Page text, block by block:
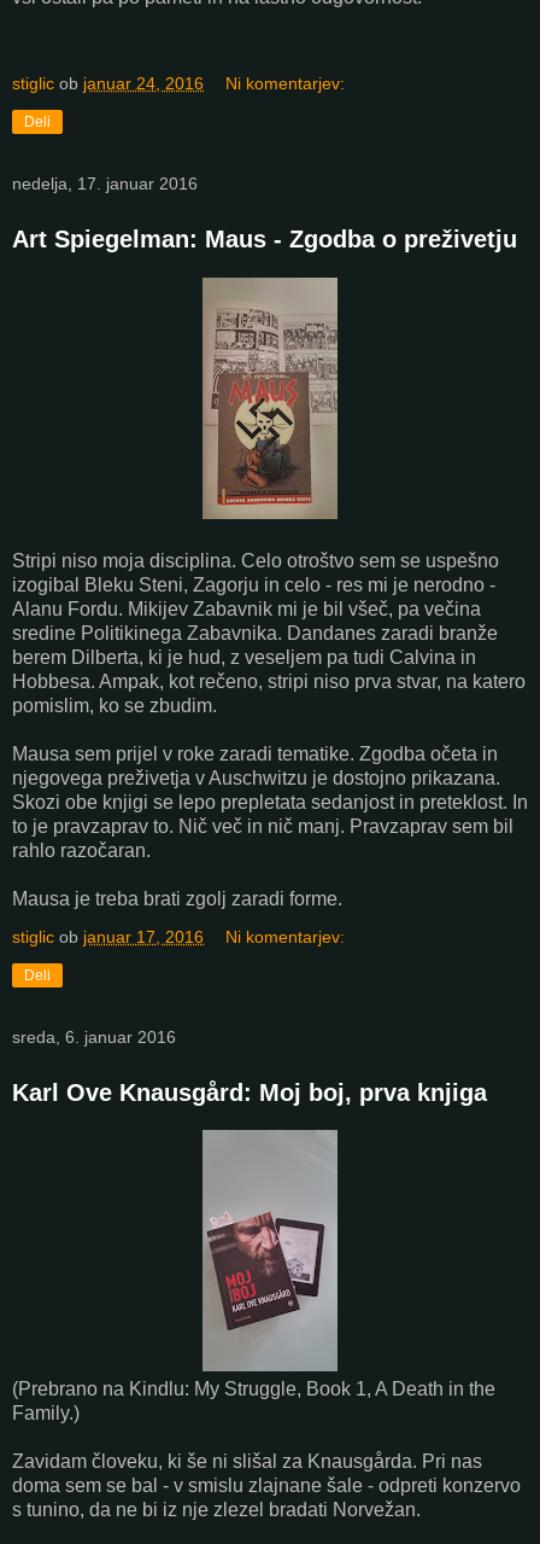
stiglic ob januar 24, 2016 Ni komentarjev:
Deli
nedelja, 17. januar 2016
Art Spiegelman: Maus - Zgodba o preživetju
Stripi niso moja disciplina. Celo otroštvo sem se uspešno
izogibal Bleku Steni, Zagorju in celo - res mi je nerodno -
Alanu Fordu. Mikijev Zabavnik mi je bil všeč, pa večina
sredine Politikinega Zabavnika. Dandanes zaradi branže
berem Dilberta, ki je hud, z veseljem pa tudi Calvina in
Hobbesa. Ampak, kot rečeno, stripi niso prva stvar, na katero
pomislim, ko se zbudim.
Mausa sem prijel v roke zaradi tematike. Zgodba očeta in
njegovega preživetja v Auschwitzu je dostojno prikazana.
Skozi obe knjigi se lepo prepletata sedanjost in preteklost. In
to je pravzaprav to. Nič več in nič manj. Pravzaprav sem bil
rahlo razočaran.
Mausa je treba brati zgolj zaradi forme.
stiglic ob januar 17, 2016 Ni komentarjev:
Deli
sreda, 6. januar 2016
Karl Ove Knausgård: Moj boj, prva knjiga
(Prebrano na Kindlu: My Struggle, Book 1, A Death in the
Family.)
Zavidam človeku, ki še ni slišal za Knausgårda. Pri nas
doma sem se bal - v smislu zlajnane šale - odpreti konzervo
s tunino, da ne bi iz nje zlezel bradati Norvežan.